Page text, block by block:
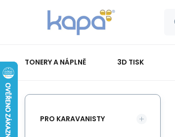
TONERY A NÁPLNĚ 3D TISK
PAPÍR-ETIKETY-BLOKY-OBÁLKY
PRO KARAVANISTY